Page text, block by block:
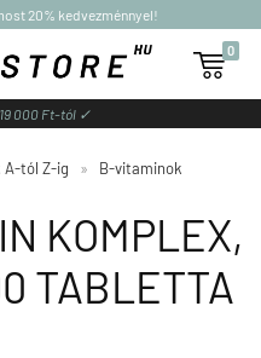
20% kedvezménnyel!

0
000 Ft-tól ✓
tól Z-ig » B-vitaminok
KOMPLEX,
TABLETTA